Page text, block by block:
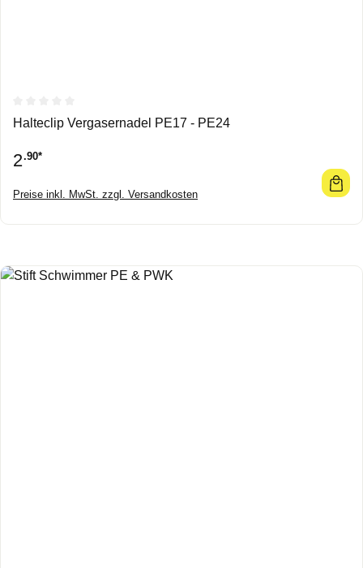
Durchschnittliche Bewertung von 0 von 5 Sternen
Halteclip Vergasernadel PE17 - PE24
2.90*
Preise inkl. MwSt. zzgl. Versandkosten